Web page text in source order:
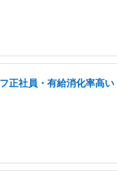
正社員・有給消化率高